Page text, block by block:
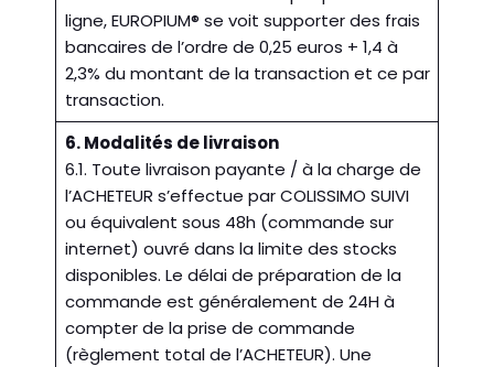
ligne, EUROPIUM® se voit supporter des frais
bancaires de l’ordre de 0,25 euros + 1,4 à
2,3% du montant de la transaction et ce par
transaction.
6. Modalités de livraison
6.1. Toute livraison payante / à la charge de
l’ACHETEUR s’effectue par COLISSIMO SUIVI
ou équivalent sous 48h (commande sur
internet) ouvré dans la limite des stocks
disponibles. Le délai de préparation de la
commande est généralement de 24H à
compter de la prise de commande
(règlement total de l’ACHETEUR). Une